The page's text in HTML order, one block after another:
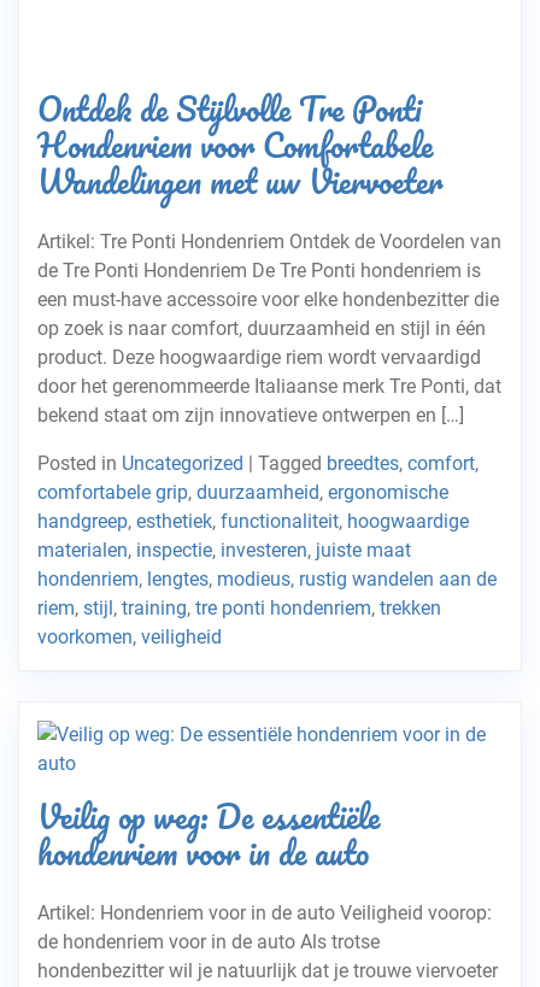
Ontdek de Stijlvolle Tre Ponti
Hondenriem voor Comfortabele
Wandelingen met uw Viervoeter
Artikel: Tre Ponti Hondenriem Ontdek de Voordelen van
de Tre Ponti Hondenriem De Tre Ponti hondenriem is
een must-have accessoire voor elke hondenbezitter die
op zoek is naar comfort, duurzaamheid en stijl in één
product. Deze hoogwaardige riem wordt vervaardigd
door het gerenommeerde Italiaanse merk Tre Ponti, dat
bekend staat om zijn innovatieve ontwerpen en […]
Posted in Uncategorized | Tagged breedtes, comfort,
comfortabele grip, duurzaamheid, ergonomische
handgreep, esthetiek, functionaliteit, hoogwaardige
materialen, inspectie, investeren, juiste maat
hondenriem, lengtes, modieus, rustig wandelen aan de
riem, stijl, training, tre ponti hondenriem, trekken
voorkomen, veiligheid
Veilig op weg: De essentiële
hondenriem voor in de auto
Artikel: Hondenriem voor in de auto Veiligheid voorop:
de hondenriem voor in de auto Als trotse
hondenbezitter wil je natuurlijk dat je trouwe viervoeter